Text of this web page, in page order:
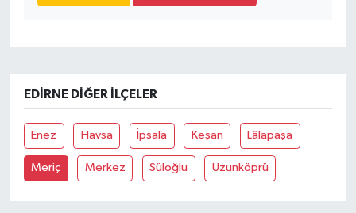
EDIRNE DIĞER İLÇELER
Enez Havsa İpsala Keşan Lâlapaşa
Meriç Merkez Süloğlu Uzunköprü